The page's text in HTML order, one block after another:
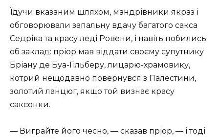
Їдучи вказаним шляхом, мандрівники якраз і
обговорювали запальну вдачу багатого сакса
Седріка та красу леді Ровени, і навіть побились
об заклад: пріор мав віддати своєму супутнику
Бріану де Буа-Гільберу, лицарю-храмовику,
котрий нещодавно повернувся з Палестини,
золотий ланцюг, якщо той визнає красу
саксонки.
— Виграйте його чесно, — сказав пріор, — і тоді